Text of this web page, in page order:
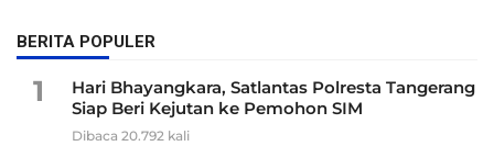
BERITA POPULER
1
Hari Bhayangkara, Satlantas Polresta Tangerang
Siap Beri Kejutan ke Pemohon SIM
Dibaca 20.792 kali